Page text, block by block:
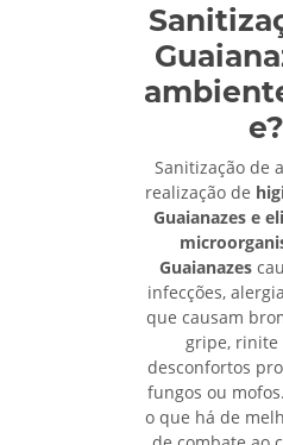
e?
Sanitização de
realização de
Guaianazes e
Guaianazes
infecções,
que causam
gripe, rinite
desconfortos
fungos ou
o que há de